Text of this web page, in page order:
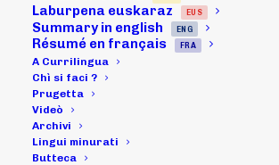
Laburpena euskaraz EUS
Summary in english ENG
Résumé en français FRA
A Currilingua
Chì si faci ?
Prugetta
Videò
Archivi
Lingui minurati
Butteca
U scontru
Pierre
U so
27/11/2010